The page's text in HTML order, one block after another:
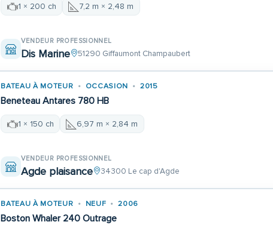
1 × 200 ch 7,2 m × 2,48 m
VENDEUR PROFESSIONNEL
Dis Marine 51290 Giffaumont Champaubert
BATEAU À MOTEUR OCCASION 2015
Beneteau Antares 780 HB
1 × 150 ch 6,97 m × 2,84 m
VENDEUR PROFESSIONNEL
Agde plaisance 34300 Le cap d'Agde
BATEAU À MOTEUR NEUF 2006
Boston Whaler 240 Outrage